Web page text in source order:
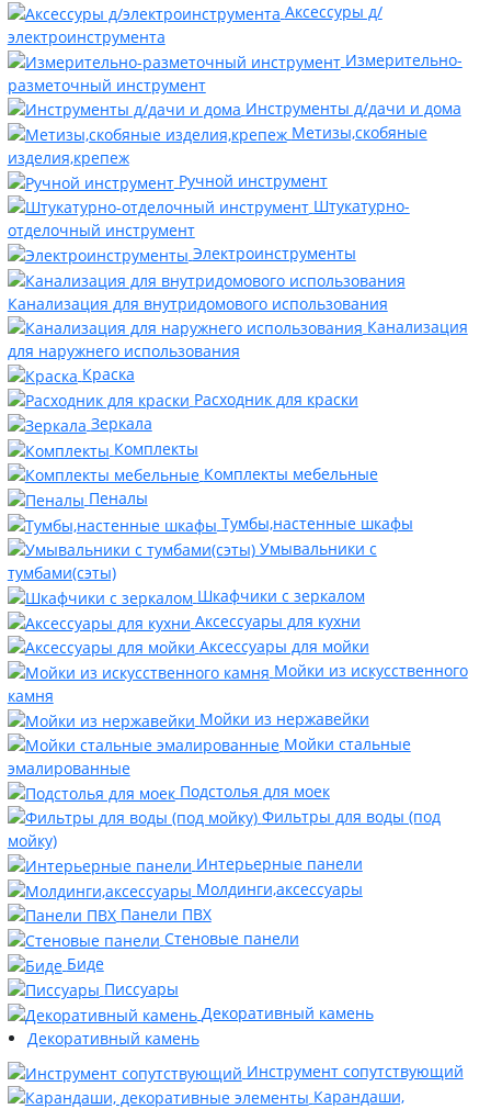
Аксессуры д/
электроинструмента
Измерительно-
разметочный инструмент
Инструменты д/дачи и дома
Метизы,скобяные
изделия,крепеж
Ручной инструмент
Штукатурно-
отделочный инструмент
Электроинструменты
Канализация для внутридомового использования
Канализация
для наружнего использования
Краска
Расходник для краски
Зеркала
Комплекты
Комплекты мебельные
Пеналы
Тумбы,настенные шкафы
Умывальники с
тумбами(сэты)
Шкафчики с зеркалом
Аксессуары для кухни
Аксессуары для мойки
Мойки из искусственного
камня
Мойки из нержавейки
Мойки стальные
эмалированные
Подстолья для моек
Фильтры для воды (под
мойку)
Интерьерные панели
Молдинги,аксессуары
Панели ПВХ
Стеновые панели
Биде
Писсуары
Декоративный камень
Декоративный камень
Инструмент сопутствующий
Карандаши,